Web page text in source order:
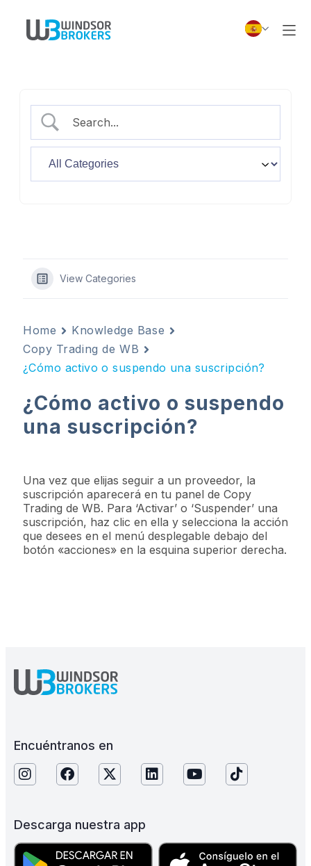
View Categories
Home
Knowledge Base
Copy Trading de WB
¿Cómo activo o suspendo una suscripción?
¿Cómo activo o suspendo
una suscripción?
Una vez que elijas seguir a un proveedor, la
suscripción aparecerá en tu panel de Copy
Trading de WB. Para ‘Activar’ o ‘Suspender’ una
suscripción, haz clic en ella y selecciona la acción
que desees en el menú desplegable debajo del
botón «acciones» en la esquina superior derecha.
Encuéntranos en
Descarga nuestra app